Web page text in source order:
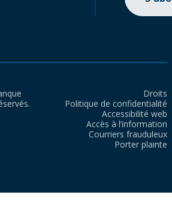
Droits
Politique de confidentialité
Accessibilité web
Accès à l’information
Courriers frauduleux
Porter plainte